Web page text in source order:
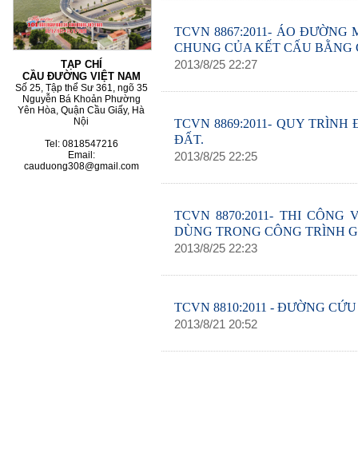
TẠP CHÍ
CẦU ĐƯỜNG VIỆT NAM
Số 25, Tập thể Sư 361, ngõ 35
Nguyễn Bá Khoản Phường
Yên Hòa, Quận Cầu Giấy, Hà
Nội
Tel: 0818547216
Email:
cauduong308@gmail.com
TCVN 8867:2011- ÁO
CHUNG CỦA KẾT CẤU
2013/8/25 22:27
TCVN 8869:2011- QUY
ĐẤT.
2013/8/25 22:25
TCVN 8870:2011- THI
DÙNG TRONG CÔNG TRÌNH
2013/8/25 22:23
TCVN 8810:2011 - ĐƯỜNG
2013/8/21 20:52